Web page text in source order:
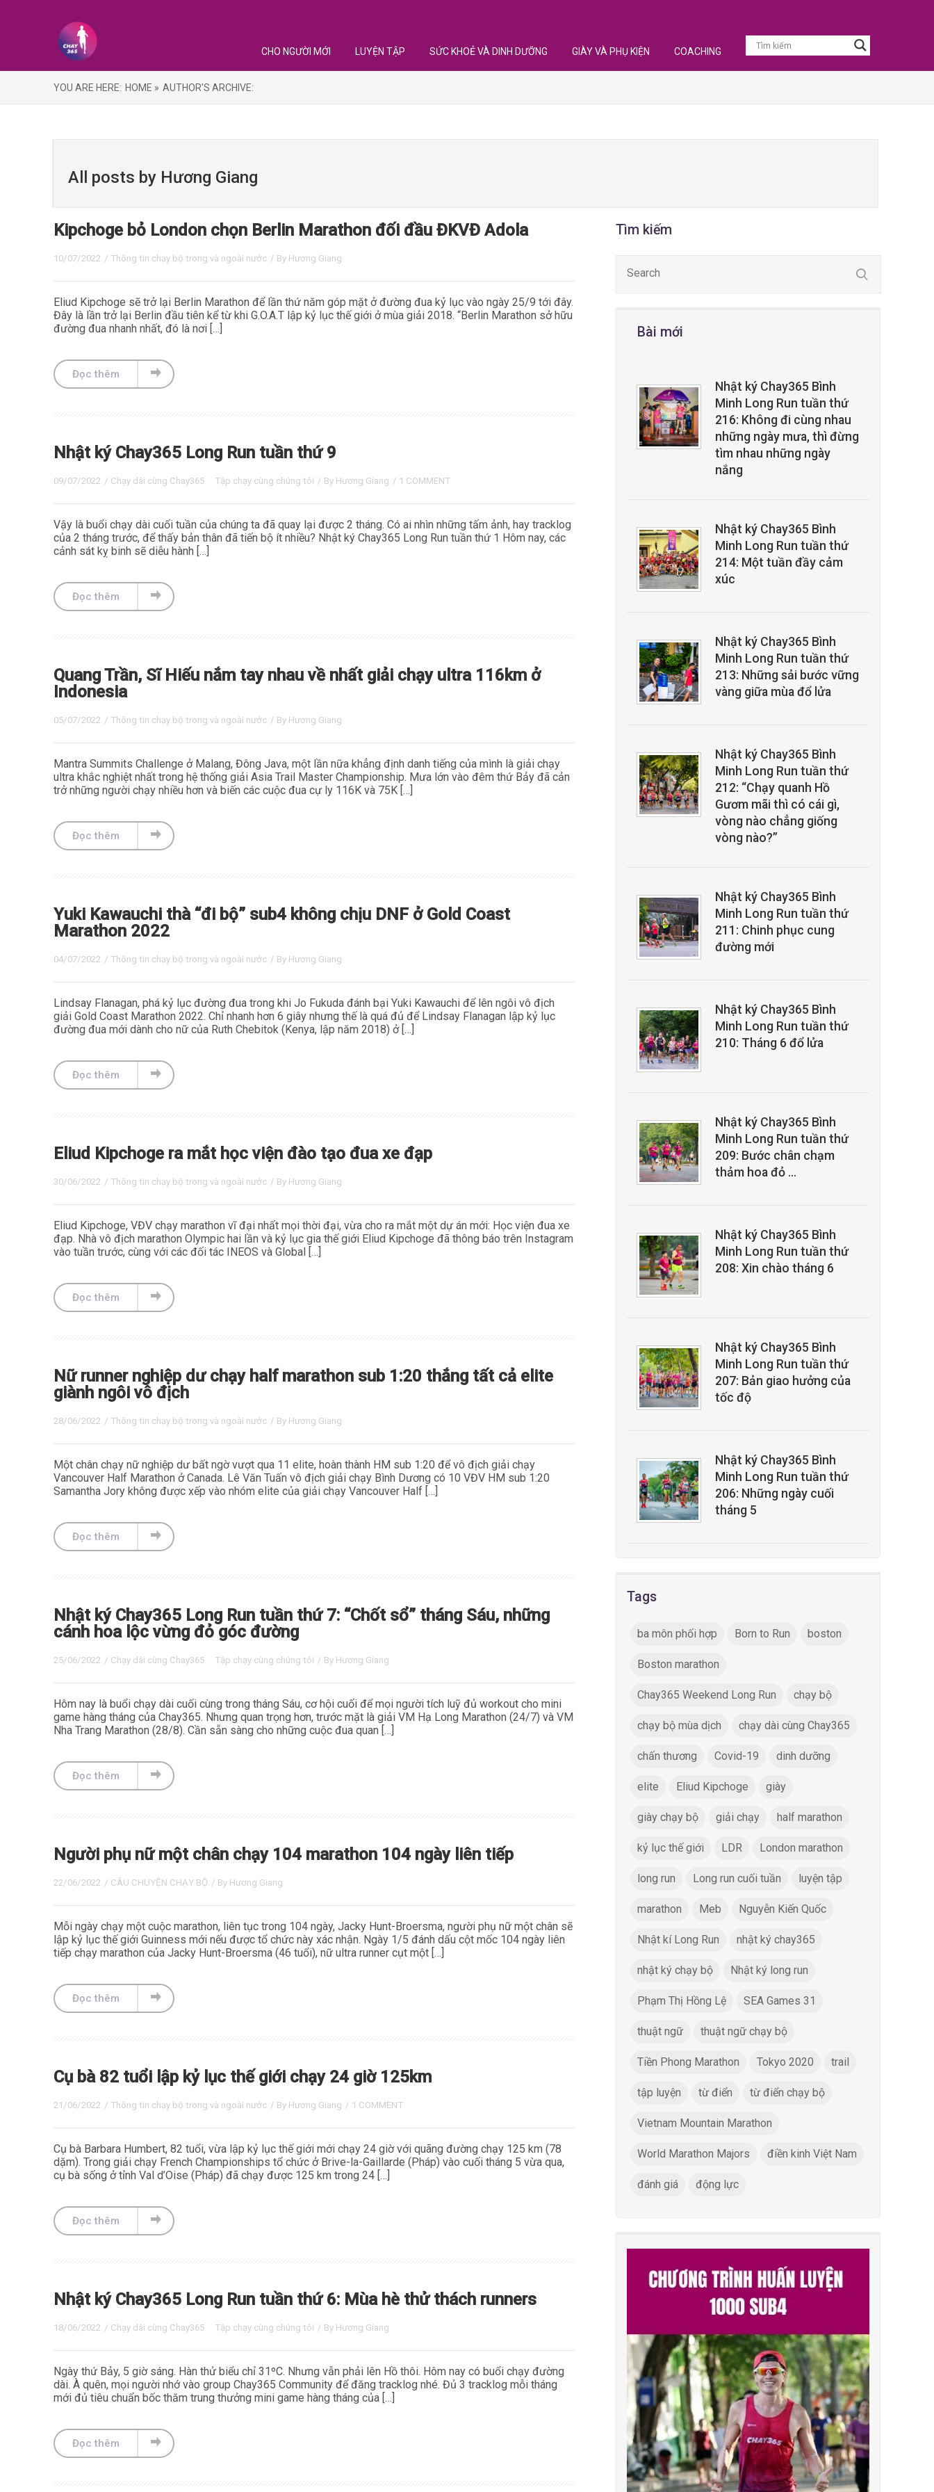
CHO NGƯỜI MỚI LUYỆN TẬP SỨC KHOẺ VÀ DINH DƯỠNG GIÀY VÀ PHỤ KIỆN COACHING
YOU ARE HERE: HOME » AUTHOR'S ARCHIVE:
All posts by Hương Giang
Kipchoge bỏ London chọn Berlin Marathon đối đầu ĐKVĐ Adola
10/07/2022 / Thông tin chạy bộ trong và ngoài nước / By Hương Giang
Eliud Kipchoge sẽ trở lại Berlin Marathon để lần thứ năm góp mặt ở đường đua kỷ lục vào ngày 25/9 tới đây.
Đây là lần trở lại Berlin đầu tiên kể từ khi G.O.A.T lập kỷ lục thế giới ở mùa giải 2018. “Berlin Marathon sở hữu
đường đua nhanh nhất, đó là nơi […]
Đọc thêm
Nhật ký Chay365 Long Run tuần thứ 9
09/07/2022 / Chạy dài cùng Chay365 Tập chạy cùng chúng tôi / By Hương Giang / 1 COMMENT
Vậy là buổi chạy dài cuối tuần của chúng ta đã quay lại được 2 tháng. Có ai nhìn những tấm ảnh, hay tracklog
của 2 tháng trước, để thấy bản thân đã tiến bộ ít nhiều? Nhật ký Chay365 Long Run tuần thứ 1 Hôm nay, các
cảnh sát kỵ binh sẽ diễu hành […]
Đọc thêm
Quang Trần, Sĩ Hiếu nắm tay nhau về nhất giải chạy ultra 116km ở
Indonesia
05/07/2022 / Thông tin chạy bộ trong và ngoài nước / By Hương Giang
Mantra Summits Challenge ở Malang, Đông Java, một lần nữa khẳng định danh tiếng của mình là giải chạy
ultra khắc nghiệt nhất trong hệ thống giải Asia Trail Master Championship. Mưa lớn vào đêm thứ Bảy đã cản
trở những người chạy nhiều hơn và biến các cuộc đua cự ly 116K và 75K […]
Đọc thêm
Yuki Kawauchi thà “đi bộ” sub4 không chịu DNF ở Gold Coast
Marathon 2022
04/07/2022 / Thông tin chạy bộ trong và ngoài nước / By Hương Giang
Lindsay Flanagan, phá kỷ lục đường đua trong khi Jo Fukuda đánh bại Yuki Kawauchi để lên ngôi vô địch
giải Gold Coast Marathon 2022. Chỉ nhanh hơn 6 giây nhưng thế là quá đủ để Lindsay Flanagan lập kỷ lục
đường đua mới dành cho nữ của Ruth Chebitok (Kenya, lập năm 2018) ở […]
Đọc thêm
Eliud Kipchoge ra mắt học viện đào tạo đua xe đạp
30/06/2022 / Thông tin chạy bộ trong và ngoài nước / By Hương Giang
Eliud Kipchoge, VĐV chạy marathon vĩ đại nhất mọi thời đại, vừa cho ra mắt một dự án mới: Học viện đua xe
đạp. Nhà vô địch marathon Olympic hai lần và kỷ lục gia thế giới Eliud Kipchoge đã thông báo trên Instagram
vào tuần trước, cùng với các đối tác INEOS và Global […]
Đọc thêm
Nữ runner nghiệp dư chạy half marathon sub 1:20 thắng tất cả elite
giành ngôi vô địch
28/06/2022 / Thông tin chạy bộ trong và ngoài nước / By Hương Giang
Một chân chạy nữ nghiệp dư bất ngờ vượt qua 11 elite, hoàn thành HM sub 1:20 để vô địch giải chạy
Vancouver Half Marathon ở Canada. Lê Văn Tuấn vô địch giải chạy Bình Dương có 10 VĐV HM sub 1:20
Samantha Jory không được xếp vào nhóm elite của giải chạy Vancouver Half […]
Đọc thêm
Nhật ký Chay365 Long Run tuần thứ 7: “Chốt sổ” tháng Sáu, những
cánh hoa lộc vừng đỏ góc đường
25/06/2022 / Chạy dài cùng Chay365 Tập chạy cùng chúng tôi / By Hương Giang
Hôm nay là buổi chạy dài cuối cùng trong tháng Sáu, cơ hội cuối để mọi người tích luỹ đủ workout cho mini
game hàng tháng của Chay365. Nhưng quan trọng hơn, trước mặt là giải VM Hạ Long Marathon (24/7) và VM
Nha Trang Marathon (28/8). Cần sẵn sàng cho những cuộc đua quan […]
Đọc thêm
Người phụ nữ một chân chạy 104 marathon 104 ngày liên tiếp
22/06/2022 / CÂU CHUYỆN CHẠY BỘ / By Hương Giang
Mỗi ngày chạy một cuộc marathon, liên tục trong 104 ngày, Jacky Hunt-Broersma, người phụ nữ một chân sẽ
lập kỷ lục thế giới Guinness mới nếu được tổ chức này xác nhận. Ngày 1/5 đánh dấu cột mốc 104 ngày liên
tiếp chạy marathon của Jacky Hunt-Broersma (46 tuổi), nữ ultra runner cụt một […]
Đọc thêm
Cụ bà 82 tuổi lập kỷ lục thế giới chạy 24 giờ 125km
21/06/2022 / Thông tin chạy bộ trong và ngoài nước / By Hương Giang / 1 COMMENT
Cụ bà Barbara Humbert, 82 tuổi, vừa lập kỷ lục thế giới mới chạy 24 giờ với quãng đường chạy 125 km (78
dặm). Trong giải chạy French Championships tổ chức ở Brive-la-Gaillarde (Pháp) vào cuối tháng 5 vừa qua,
cụ bà sống ở tỉnh Val d’Oise (Pháp) đã chạy được 125 km trong 24 […]
Đọc thêm
Nhật ký Chay365 Long Run tuần thứ 6: Mùa hè thử thách runners
18/06/2022 / Chạy dài cùng Chay365 Tập chạy cùng chúng tôi / By Hương Giang
Ngày thứ Bảy, 5 giờ sáng. Hàn thử biểu chỉ 31ºC. Nhưng vẫn phải lên Hồ thôi. Hôm nay có buổi chạy đường
dài. À quên, mọi người nhớ vào group Chay365 Community để đăng tracklog nhé. Đủ 3 tracklog mỗi tháng
mới đủ tiêu chuẩn bốc thăm trung thưởng mini game hàng tháng của […]
Đọc thêm
Tìm kiếm
Bài mới
Nhật ký Chay365 Bình
Minh Long Run tuần thứ
216: Không đi cùng nhau
những ngày mưa, thì đừng
tìm nhau những ngày
nắng
Nhật ký Chay365 Bình
Minh Long Run tuần thứ
214: Một tuần đầy cảm
xúc
Nhật ký Chay365 Bình
Minh Long Run tuần thứ
213: Những sải bước vững
vàng giữa mùa đổ lửa
Nhật ký Chay365 Bình
Minh Long Run tuần thứ
212: “Chạy quanh Hồ
Gươm mãi thì có cái gì,
vòng nào chẳng giống
vòng nào?”
Nhật ký Chay365 Bình
Minh Long Run tuần thứ
211: Chinh phục cung
đường mới
Nhật ký Chay365 Bình
Minh Long Run tuần thứ
210: Tháng 6 đổ lửa
Nhật ký Chay365 Bình
Minh Long Run tuần thứ
209: Bước chân chạm
thảm hoa đỏ …
Nhật ký Chay365 Bình
Minh Long Run tuần thứ
208: Xin chào tháng 6
Nhật ký Chay365 Bình
Minh Long Run tuần thứ
207: Bản giao hưởng của
tốc độ
Nhật ký Chay365 Bình
Minh Long Run tuần thứ
206: Những ngày cuối
tháng 5
Tags
ba môn phối hợp Born to Run boston
Boston marathon
Chay365 Weekend Long Run chạy bộ
chạy bộ mùa dịch chạy dài cùng Chay365
chấn thương Covid-19 dinh dưỡng
elite Eliud Kipchoge giày
giày chạy bộ giải chạy half marathon
kỷ lục thế giới LDR London marathon
long run Long run cuối tuần luyện tập
marathon Meb Nguyễn Kiến Quốc
Nhật kí Long Run nhật ký chay365
nhật ký chạy bộ Nhật ký long run
Phạm Thị Hồng Lệ SEA Games 31
thuật ngữ thuật ngữ chạy bộ
Tiền Phong Marathon Tokyo 2020 trail
tập luyện từ điển từ điển chạy bộ
Vietnam Mountain Marathon
World Marathon Majors điền kinh Việt Nam
đánh giá động lực